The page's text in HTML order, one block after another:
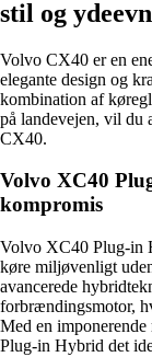
stil og
Volvo CX40 er en
elegante design og
kombination af
på landevejen, vil du
CX40.
Volvo XC40
kompromis
Volvo XC40 Plug-in
køre miljøvenligt
avancerede
forbrændingsmotor,
Med en
Plug-in Hybrid det